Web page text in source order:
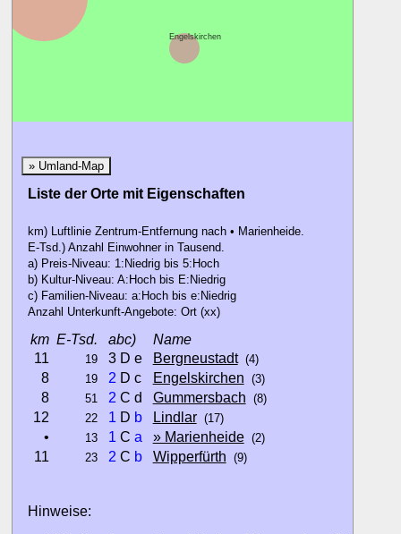
Engelskirchen
» Umland-Map
Liste der Orte mit Eigenschaften
km) Luftlinie Zentrum-Entfernung nach • Marienheide.
E-Tsd.) Anzahl Einwohner in Tausend.
a) Preis-Niveau: 1:Niedrig bis 5:Hoch
b) Kultur-Niveau: A:Hoch bis E:Niedrig
c) Familien-Niveau: a:Hoch bis e:Niedrig
Anzahl Unterkunft-Angebote: Ort (xx)
km E-Tsd. abc)
Name
11
19 3 D e Bergneustadt (4)
8 19 2 D c Engelskirchen (3)
8 51 2 C d Gummersbach (8)
12 22 1 D b Lindlar (17)
• 13 1 C a » Marienheide (2)
11 23 2 C b Wipperfürth (9)
Hinweise: